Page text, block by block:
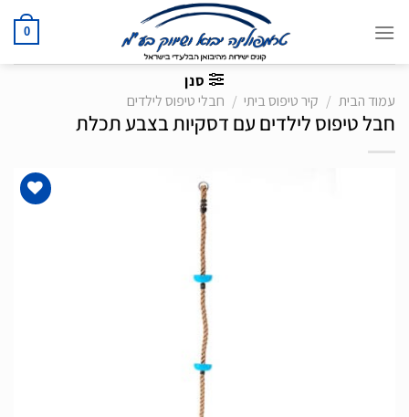
0
סנן
עמוד הבית
/ קיר טיפוס ביתי / חבלי טיפוס לילדים
חבל טיפוס לילדים עם דסקיות בצבע תכלת